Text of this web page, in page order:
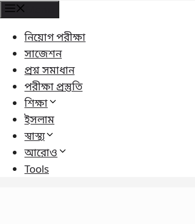
নিয়োগ পরীক্ষা
সাজেশন
প্রশ্ন সমাধান
পরীক্ষা প্রস্তুতি
শিক্ষা
ইসলাম
স্বাস্থ্য
আরোও
Tools